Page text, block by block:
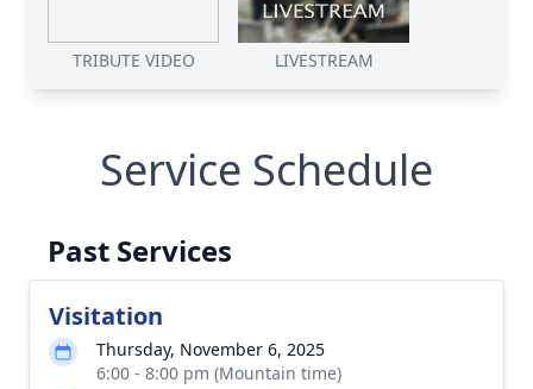
TRIBUTE VIDEO LIVESTREAM
Service Schedule
Past Services
Visitation
Thursday, November 6, 2025
6:00 - 8:00 pm (Mountain time)